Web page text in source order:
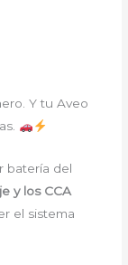
Y tu Aveo
batería del
y los CCA
el sistema